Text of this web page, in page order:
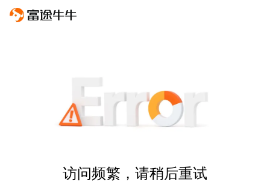
访问频繁，请稍后重试